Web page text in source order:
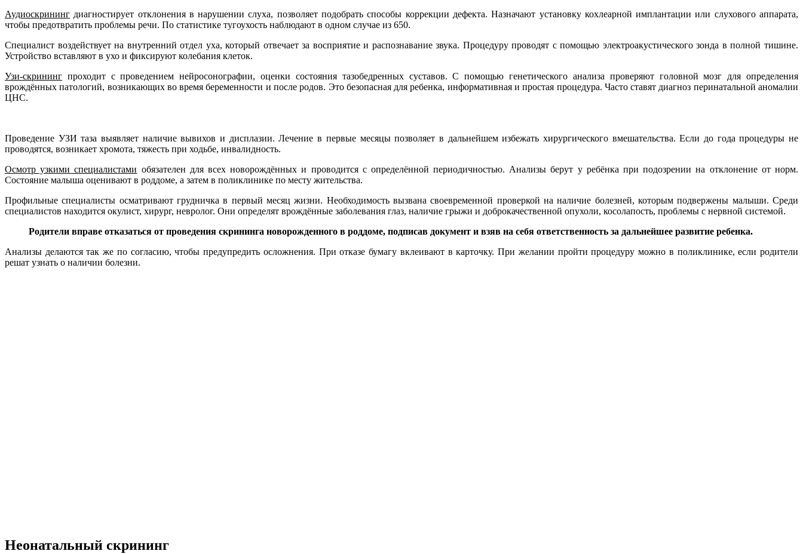
Аудиоскрининг диагностирует отклонения в нарушении слуха, позволяет подобрать способы коррекции дефекта. Назначают установку кохлеарной имплантации или слухового аппарата,
чтобы предотвратить проблемы речи. По статистике тугоухость наблюдают в одном случае из 650.
Специалист воздействует на внутренний отдел уха, который отвечает за восприятие и распознавание звука. Процедуру проводят с помощью электроакустического зонда в полной тишине.
Устройство вставляют в ухо и фиксируют колебания клеток.
Узи-скрининг проходит с проведением нейросонографии, оценки состояния тазобедренных суставов. С помощью генетического анализа проверяют головной мозг для определения
врождённых патологий, возникающих во время беременности и после родов. Это безопасная для ребенка, информативная и простая процедура. Часто ставят диагноз перинатальной аномалии
ЦНС.
Проведение УЗИ таза выявляет наличие вывихов и дисплазии. Лечение в первые месяцы позволяет в дальнейшем избежать хирургического вмешательства. Если до года процедуры не
проводятся, возникает хромота, тяжесть при ходьбе, инвалидность.
Осмотр узкими специалистами обязателен для всех новорождённых и проводится с определённой периодичностью. Анализы берут у ребёнка при подозрении на отклонение от норм.
Состояние малыша оценивают в роддоме, а затем в поликлинике по месту жительства.
Профильные специалисты осматривают грудничка в первый месяц жизни. Необходимость вызвана своевременной проверкой на наличие болезней, которым подвержены малыши. Среди
специалистов находится окулист, хирург, невролог. Они определят врождённые заболевания глаз, наличие грыжи и доброкачественной опухоли, косолапость, проблемы с нервной системой.
Родители вправе отказаться от проведения скрининга новорожденного в роддоме, подписав документ и взяв на себя ответственность за дальнейшее развитие ребенка.
Анализы делаются так же по согласию, чтобы предупредить осложнения. При отказе бумагу вклеивают в карточку. При желании пройти процедуру можно в поликлинике, если родители
решат узнать о наличии болезни.
Неонатальный скрининг